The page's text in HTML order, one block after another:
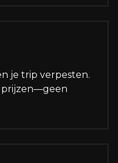
je trip verpesten.
prijzen—geen